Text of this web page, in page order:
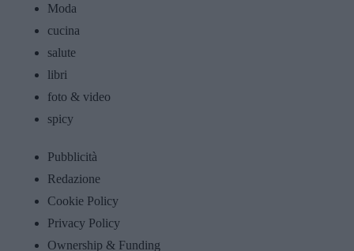
Moda
cucina
salute
libri
foto & video
spicy
Pubblicità
Redazione
Cookie Policy
Privacy Policy
Ownership & Funding